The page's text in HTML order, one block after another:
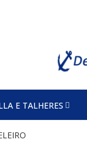
E TALHERES